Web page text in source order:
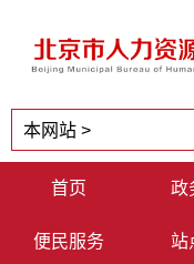
首页 政
便民服务 站